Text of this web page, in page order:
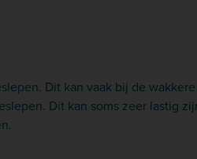
Dit kan vaak bij de
Dit kan soms zeer lastig